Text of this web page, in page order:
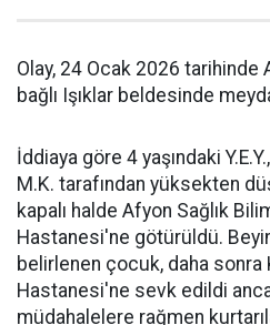
Olay, 24 Ocak 2026
bağlı Işıklar beldesinde
İddiaya göre 4 yaşındaki
M.K. tarafından yüksekten
kapalı halde Afyon Sağlık
Hastanesi'ne götürüldü.
belirlenen çocuk, daha sonra
Hastanesi'ne sevk edildi
müdahalelere rağmen